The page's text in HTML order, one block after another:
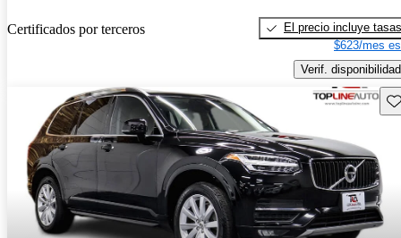
Certificados por terceros
El precio incluye tasas
$623/mes
Verif. disponibilidad